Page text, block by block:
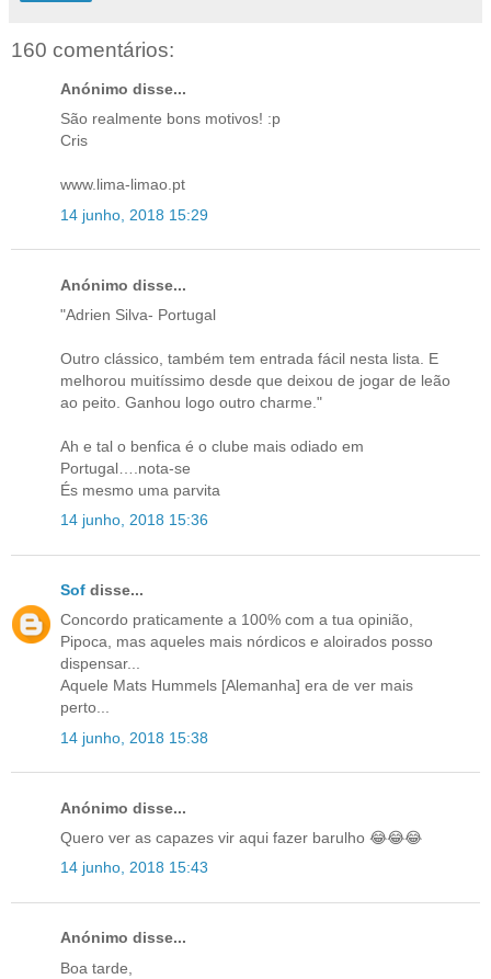
160 comentários:
Anónimo disse...
São realmente bons motivos! :p
Cris
www.lima-limao.pt
14 junho, 2018 15:29
Anónimo disse...
"Adrien Silva- Portugal
Outro clássico, também tem entrada fácil nesta lista. E
melhorou muitíssimo desde que deixou de jogar de leão
ao peito. Ganhou logo outro charme."
Ah e tal o benfica é o clube mais odiado em
Portugal….nota-se
És mesmo uma parvita
14 junho, 2018 15:36
Sof disse...
Concordo praticamente a 100% com a tua opinião,
Pipoca, mas aqueles mais nórdicos e aloirados posso
dispensar...
Aquele Mats Hummels [Alemanha] era de ver mais
perto...
14 junho, 2018 15:38
Anónimo disse...
Quero ver as capazes vir aqui fazer barulho 😂😂😂
14 junho, 2018 15:43
Anónimo disse...
Boa tarde,